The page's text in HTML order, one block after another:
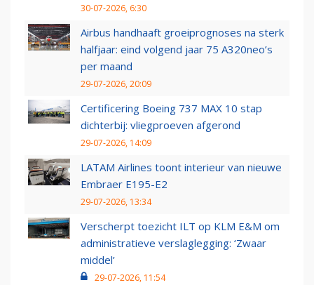
30-07-2026, 6:30
Airbus handhaaft groeiprognoses na sterk
halfjaar: eind volgend jaar 75 A320neo’s
per maand
29-07-2026, 20:09
Certificering Boeing 737 MAX 10 stap
dichterbij: vliegproeven afgerond
29-07-2026, 14:09
LATAM Airlines toont interieur van nieuwe
Embraer E195-E2
29-07-2026, 13:34
Verscherpt toezicht ILT op KLM E&M om
administratieve verslaglegging: ‘Zwaar
middel’
29-07-2026, 11:54